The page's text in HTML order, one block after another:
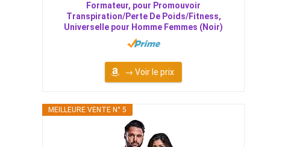
Formateur, pour Promouvoir
Transpiration/Perte De Poids/Fitness,
Universelle pour Homme Femmes (Noir)
→ Voir le prix
MEILLEURE VENTE N° 5